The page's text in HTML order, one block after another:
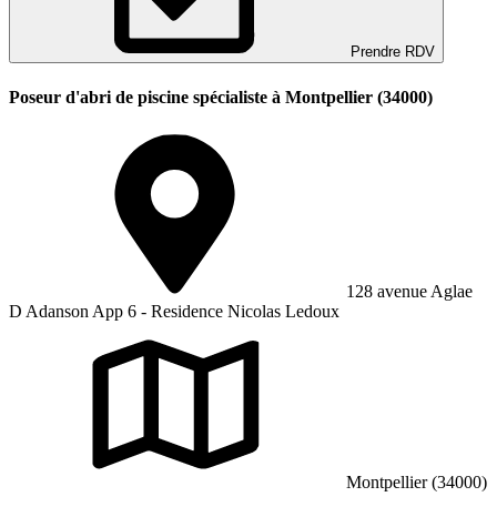
Prendre RDV
Poseur d'abri de piscine spécialiste à Montpellier (34000)
128 avenue Aglae
D Adanson App 6 - Residence Nicolas Ledoux
Montpellier (34000)